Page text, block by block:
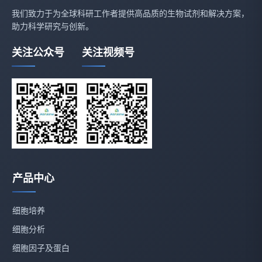
我们致力于为全球科研工作者提供高品质的生物试剂和解决方案，
助力科学研究与创新。
关注公众号 关注视频号
产品中心
细胞培养
细胞分析
细胞因子及蛋白